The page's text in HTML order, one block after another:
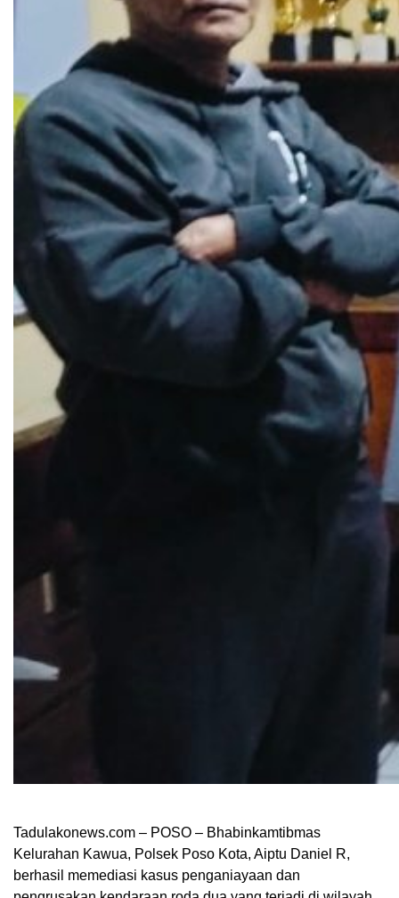
Tadulakonews.com – POSO – Bhabinkamtibmas
Kelurahan Kawua, Polsek Poso Kota, Aiptu Daniel R,
berhasil memediasi kasus penganiayaan dan